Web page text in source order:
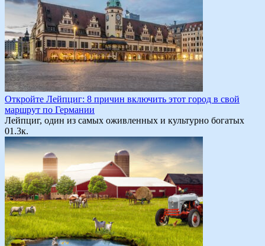
Откройте Лейпциг: 8 причин включить этот город в свой
маршрут по Германии
Лейпциг, один из самых оживленных и культурно богатых
01.3к.